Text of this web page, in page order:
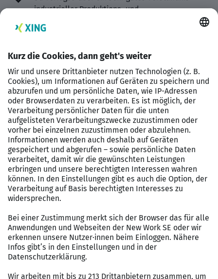
industrieller Produktions‑ und
Plattform‑ und Serienkonzepte.
Du hast Erfahrung im Umgang mit
Security‑Anforderungen in industriellen
Produkten, Systemen und Plattformen.
Du bist sicher im Management komplexer,
bereichs‑ und organisationsübergreifender
Themen.
Du überzeugst durch klare Entscheidungs‑ und
Kommunikationsstärke sowie eine strukturierte,
realistische und lösungsorientierte Arbeitsweise.
Bewerbungsprozess
Erstgespräch (online via Microsoft Teams, ca. 60
Minuten)
Austausch mit der fachlichen Führungskraft aus unserer